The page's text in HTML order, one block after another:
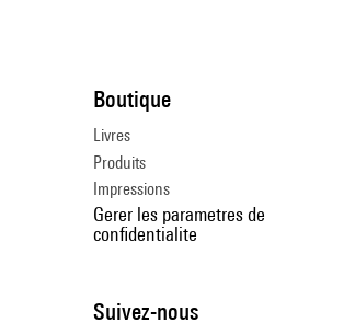
Boutique
Livres
Produits
Impressions
Gerer les parametres de
confidentialite
Suivez-nous